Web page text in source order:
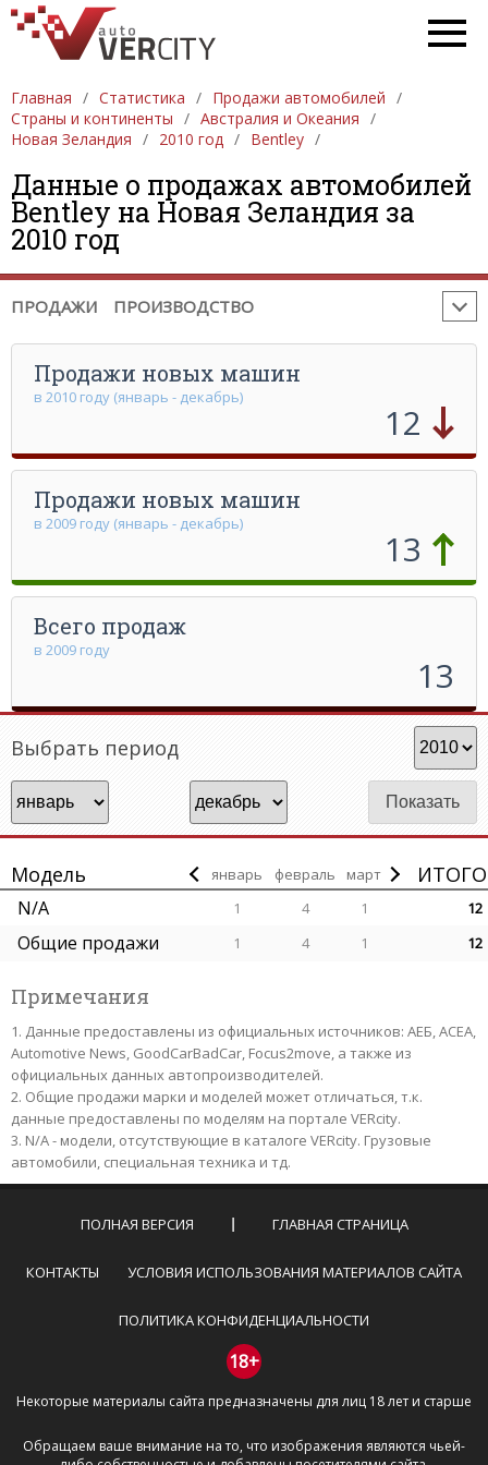
Главная Статистика
Продажи автомобилей
Страны и континенты
Австралия и Океания
Новая Зеландия
2010 год Bentley
Данные о продажах автомобилей
Bentley на Новая Зеландия за
2010 год
ПРОДАЖИ ПРОИЗВОДСТВО
ПРОДАЖА АВТОМОБИЛЕЙ
ЕВРОПА
АЗИЯ
СЕВЕРНАЯ АМЕРИКА
ЮЖНАЯ АМЕРИКА
АФРИКА
ПРОИЗВОДСТВО АВТОМОБИЛЕЙ
ЕВРОПА
АФРИКА
АВСТРАЛИЯ И ОКЕАНИЯ
Продажи новых машин
в 2010 году (январь - декабрь)
12
Продажи новых машин
в 2009 году (январь - декабрь)
13
Всего продаж
в 2009 году
13
Выбрать период
Модель январь февраль март ИТОГО
N/A 1 4 1 12
Общие продажи 1 4 1 12
Примечания
Данные предоставлены из официальных источников: АЕБ, АСЕА,
Automotive News, GoodCarBadCar, Focus2move, а также из
официальных данных автопроизводителей.
Общие продажи марки и моделей может отличаться, т.к.
данные предоставлены по моделям на портале VERcity.
N/A - модели, отсутствующие в каталоге VERcity. Грузовые
автомобили, специальная техника и тд.
ПОЛНАЯ ВЕРСИЯ ГЛАВНАЯ СТРАНИЦА
КОНТАКТЫ УСЛОВИЯ ИСПОЛЬЗОВАНИЯ МАТЕРИАЛОВ САЙТА
ПОЛИТИКА КОНФИДЕНЦИАЛЬНОСТИ
18+
Некоторые материалы сайта предназначены для лиц 18 лет и старше
Обращаем ваше внимание на то, что изображения являются чьей-